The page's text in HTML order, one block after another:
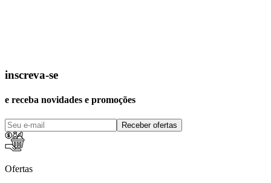
inscreva-se
e receba novidades e promoções
Receber ofertas
Ofertas